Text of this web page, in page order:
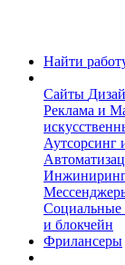
Найти
Сайты
Реклама и
Аутсорсинг
Социальные
и блокчейн
Фрилансеры